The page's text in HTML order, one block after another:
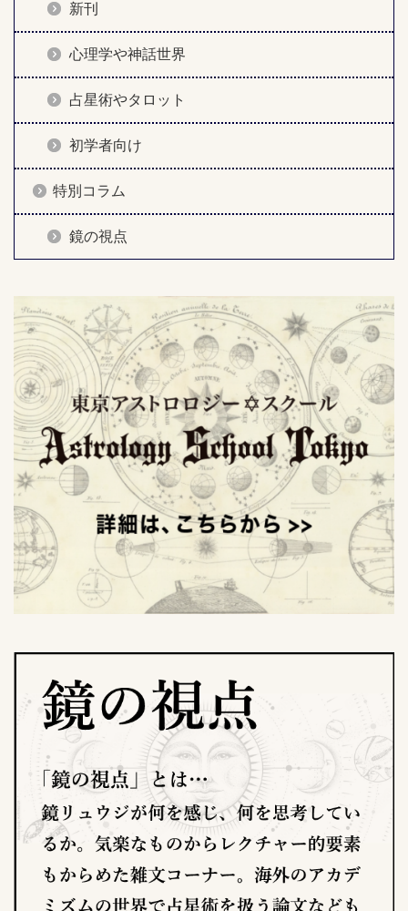
新刊
心理学や神話世界
占星術やタロット
初学者向け
特別コラム
鏡の視点